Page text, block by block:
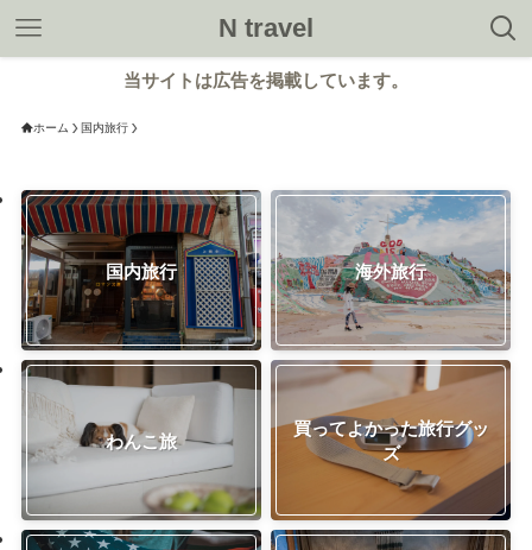
N travel
当サイトは広告を掲載しています。
ホーム 国内旅行
国内旅行 海外旅行
わんこ旅
買ってよかった旅行グッ
ズ